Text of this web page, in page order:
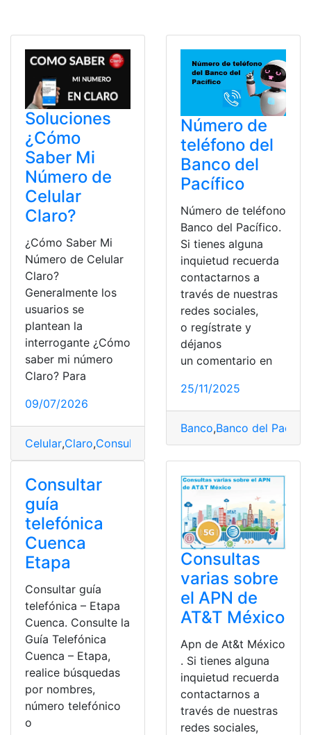
Soluciones
¿Cómo
Saber Mi
Número de
Celular
Claro?
¿Cómo Saber Mi
Número de Celular
Claro?
Generalmente los
usuarios se
plantean la
interrogante ¿Cómo
saber mi número
Claro? Para
09/07/2026
Celular,Claro,Consultas número,Número de teléfono,
Número de
teléfono del
Banco del
Pacífico
Número de teléfono
Banco del Pacífico.
Si tienes alguna
inquietud recuerda
contactarnos a
través de nuestras
redes sociales,
o regístrate y
déjanos
un comentario en
25/11/2025
Banco,Banco del
Consultar
guía
telefónica
Cuenca
Etapa
Consultar guía
telefónica – Etapa
Cuenca. Consulte la
Guía Telefónica
Cuenca – Etapa,
realice búsquedas
por nombres,
número telefónico
o
Consultas
varias sobre
el APN de
AT&T México
Apn de At&t México
. Si tienes alguna
inquietud recuerda
contactarnos a
través de nuestras
redes sociales,